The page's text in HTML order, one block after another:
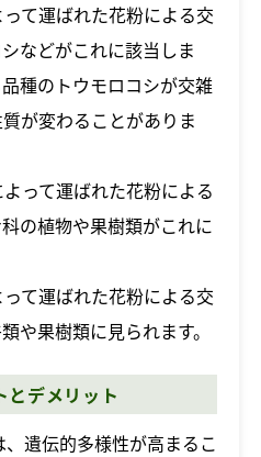
て運ばれた花粉による交
などがこれに該当しま
種のトウモロコシが交雑
が変わることがありま
って運ばれた花粉による
の植物や果樹類がこれに
て運ばれた花粉による交
や果樹類に見られます。
とデメリット
遺伝的多様性が高まるこ